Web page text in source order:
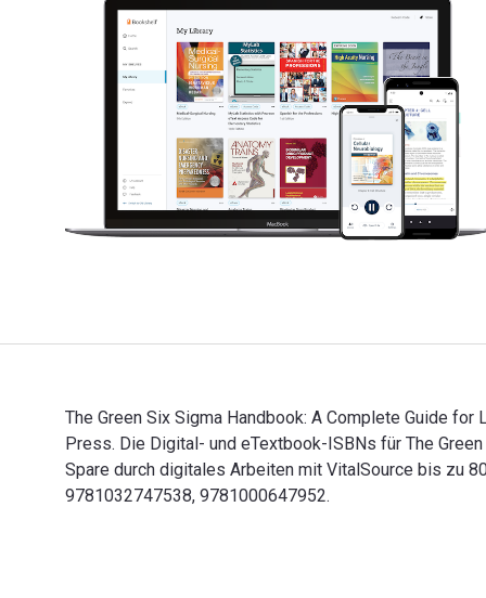
The Green Six Sigma Handbook: A Complete Guide
Press. Die Digital- und eTextbook-ISBNs für The
Spare durch digitales Arbeiten mit VitalSource bis zu
9781032747538, 9781000647952.